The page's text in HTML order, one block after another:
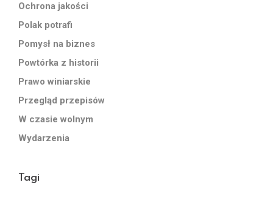
Ochrona jakości
Polak potrafi
Pomysł na biznes
Powtórka z historii
Prawo winiarskie
Przegląd przepisów
W czasie wolnym
Wydarzenia
Tagi